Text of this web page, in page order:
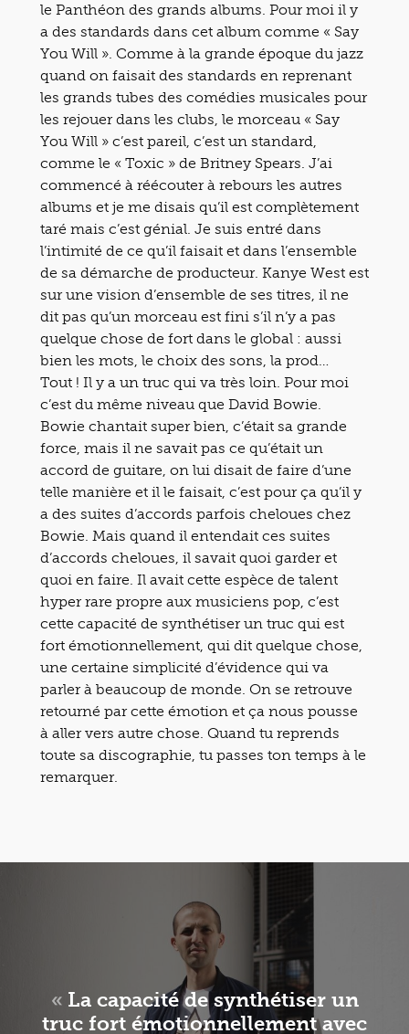
le Panthéon des grands albums. Pour moi il y
a des standards dans cet album comme « Say
You Will ». Comme à la grande époque du jazz
quand on faisait des standards en reprenant
les grands tubes des comédies musicales pour
les rejouer dans les clubs, le morceau « Say
You Will » c’est pareil, c’est un standard,
comme le « Toxic » de Britney Spears. J’ai
commencé à réécouter à rebours les autres
albums et je me disais qu’il est complètement
taré mais c’est génial. Je suis entré dans
l’intimité de ce qu’il faisait et dans l’ensemble
de sa démarche de producteur. Kanye West est
sur une vision d’ensemble de ses titres, il ne
dit pas qu’un morceau est fini s’il n’y a pas
quelque chose de fort dans le global : aussi
bien les mots, le choix des sons, la prod…
Tout ! Il y a un truc qui va très loin. Pour moi
c’est du même niveau que David Bowie.
Bowie chantait super bien, c’était sa grande
force, mais il ne savait pas ce qu’était un
accord de guitare, on lui disait de faire d’une
telle manière et il le faisait, c’est pour ça qu’il y
a des suites d’accords parfois cheloues chez
Bowie. Mais quand il entendait ces suites
d’accords cheloues, il savait quoi garder et
quoi en faire. Il avait cette espèce de talent
hyper rare propre aux musiciens pop, c’est
cette capacité de synthétiser un truc qui est
fort émotionnellement, qui dit quelque chose,
une certaine simplicité d’évidence qui va
parler à beaucoup de monde. On se retrouve
retourné par cette émotion et ça nous pousse
à aller vers autre chose. Quand tu reprends
toute sa discographie, tu passes ton temps à le
remarquer.
« La capacité de synthétiser un
truc fort émotionnellement avec